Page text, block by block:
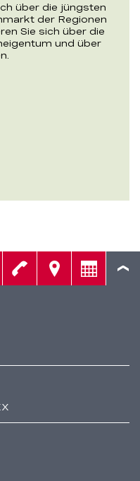
über die jüngsten
der Regionen
Sie sich über die
und über